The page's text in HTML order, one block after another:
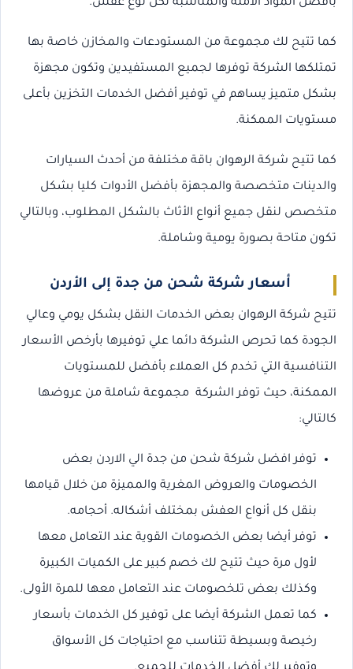
كما تتيح لك مجموعة من المستودعات والمخازن خاصة بها
تمتلكها الشركة توفرها لجميع المستفيدين وتكون مجهزة
بشكل متميز يساهم في توفير أفضل الخدمات التخزين بأعلى
مستويات الممكنة.
كما تتيح شركة الرهوان باقة مختلفة من أحدث السيارات
والدينات متخصصة والمجهزة بأفضل الأدوات كليا بشكل
متخصص لنقل جميع أنواع الأثاث بالشكل المطلوب، وبالتالي
تكون متاحة بصورة يومية وشاملة.
أسعار شركة شحن من جدة إلى الأردن
تتيح شركة الرهوان بعض الخدمات النقل بشكل يومي وعالي
الجودة كما تحرص الشركة دائما علي توفيرها بأرخص الأسعار
التنافسية التي تخدم كل العملاء بأفضل للمستويات
الممكنة، حيث توفر الشركة مجموعة شاملة من عروضها
كالتالي:
توفر افضل شركة شحن من جدة الي الاردن بعض
الخصومات والعروض المغرية والمميزة من خلال قيامها
بنقل كل أنواع العفش بمختلف أشكاله. أحجامه.
توفر أيضا بعض الخصومات القوية عند التعامل معها
لأول مرة حيث تتيح لك خصم كبير على الكميات الكبيرة
وكذلك بعض تلخصومات عند التعامل معها للمرة الأولى.
كما تعمل الشركة أيضا على توفير كل الخدمات بأسعار
رخيصة وبسيطة تتناسب مع احتياجات كل الأسواق